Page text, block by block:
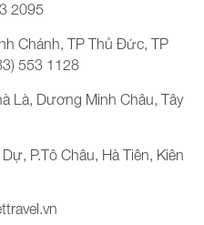
2095
Chánh, TP Thủ Đức, TP
553 1128
Là, Dương Minh Châu, Tây
P.Tô Châu, Hà Tiên, Kiên